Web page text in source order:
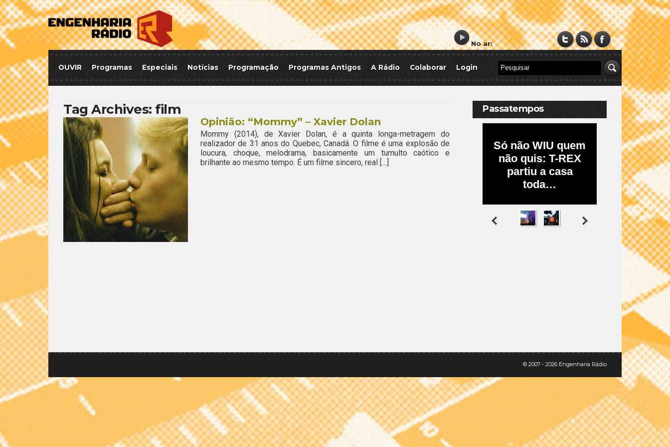
No ar:
OUVIR Programas Especiais Notícias Programação Programas Antigos A Rádio Colaborar Login
Tag Archives: film
Opinião: “Mommy” – Xavier Dolan
Mommy (2014), de Xavier Dolan, é a quinta longa-metragem do
realizador de 31 anos do Quebec, Canadá. O filme é uma explosão de
loucura, choque, melodrama, basicamente um tumulto caótico e
brilhante ao mesmo tempo. É um filme sincero, real […]
Passatempos
© 2007 - 2026 Engenharia Rádio